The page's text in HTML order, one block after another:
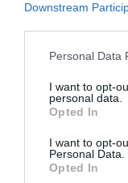
Downstream
Personal Data
I want to opt-
personal data.
Opted In
I want to opt-
Personal Data.
Opted In
La previsión del
quede
la legislatura
, lo
afrontar los
totalmente
acometer